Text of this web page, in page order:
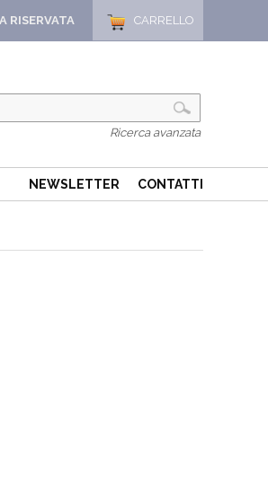
CARRELLO
RISERVATA
Ricerca avanzata
NEWSLETTER CONTATTI